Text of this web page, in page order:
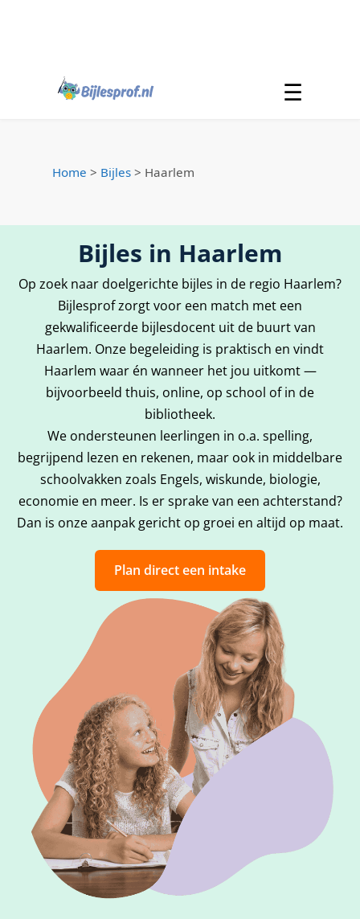
☰
Home > Bijles> Haarlem
Bijles in Haarlem
Op zoek naar doelgerichte bijles in de regio Haarlem?
Bijlesprof zorgt voor een match met een
gekwalificeerde bijlesdocent uit de buurt van
Haarlem. Onze begeleiding is praktisch en vindt
Haarlem waar én wanneer het jou uitkomt —
bijvoorbeeld thuis, online, op school of in de
bibliotheek.
We ondersteunen leerlingen in o.a. spelling,
begrijpend lezen en rekenen, maar ook in middelbare
schoolvakken zoals Engels, wiskunde, biologie,
economie en meer. Is er sprake van een achterstand?
Dan is onze aanpak gericht op groei en altijd op maat.
Plan direct een intake